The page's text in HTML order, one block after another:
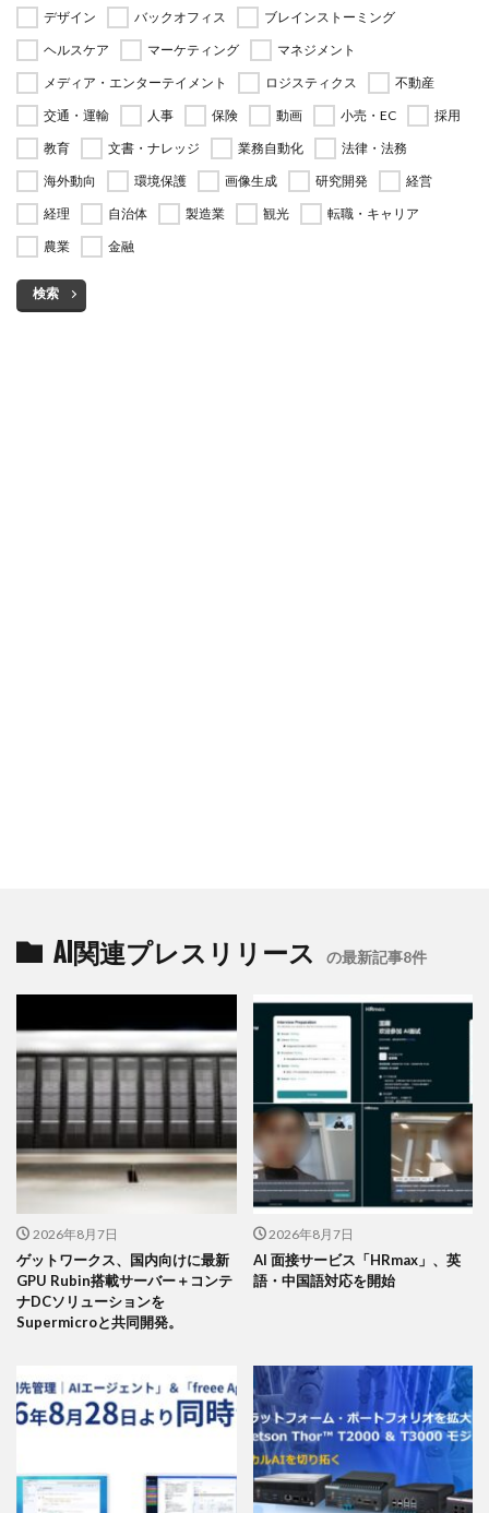
デザイン バックオフィス
ブレインストーミング
ヘルスケア
マーケティング
マネジメント
メディア・エンターテイメント
ロジスティクス
不動産
交通・運輸
人事 保険 動画 小売・EC
採用
教育
文書・ナレッジ 業務自動化
法律・法務
海外動向
環境保護 画像生成 研究開発
経営
経理
自治体 製造業 観光
転職・キャリア
農業
金融
検索
AI関連プレスリリース の最新記事8件
2026年8月7日
ゲットワークス、国内向けに最新
GPU Rubin搭載サーバー＋コンテ
ナDCソリューションを
Supermicroと共同開発。
2026年8月7日
AI 面接サービス「HRmax」、英
語・中国語対応を開始